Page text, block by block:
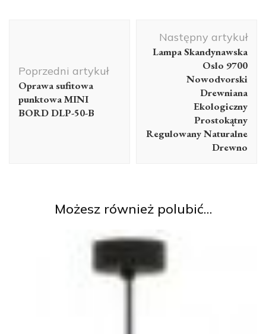
Poprzedni artykuł
Oprawa sufitowa
punktowa MINI
BORD DLP-50-B
Następny artykuł
Lampa Skandynawska
Oslo 9700
Nowodvorski
Drewniana
Ekologiczny
Prostokątny
Regulowany Naturalne
Drewno
Możesz również polubić…